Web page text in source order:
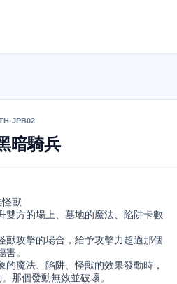
JPB02
暗騎兵
怪獸
方的場上、墓地的魔法、陷阱卡數
攻擊的場合，給予攻擊力超過那個
。
魔法、陷阱、怪獸的效果發動時，
那個發動無效並破壞。